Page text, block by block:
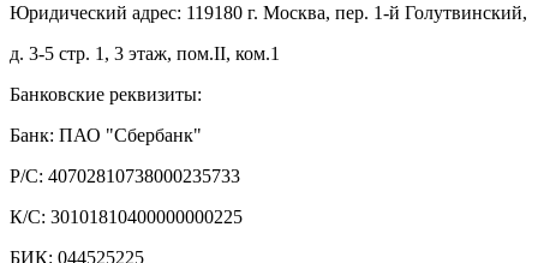
Юридический адрес: 119180 г. Москва, пер. 1-й Голутвинский,
д. 3-5 стр. 1, 3 этаж, пом.II, ком.1
Банковские реквизиты:
Банк: ПАО "Сбербанк"
Р/С: 40702810738000235733
К/С: 30101810400000000225
БИК: 044525225